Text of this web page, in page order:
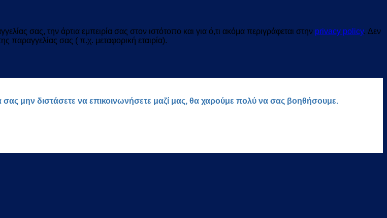
σας, την άρτια εμπειρία σας στον ιστότοπο και για ό,τι ακόμα περιγράφεται στην privacy policy. Δεν
παραγγελίας σας ( π.χ. μεταφορική εταιρία).
σας μην διστάσετε να επικοινωνήσετε μαζί μας, θα χαρούμε πολύ να σας βοηθήσουμε.